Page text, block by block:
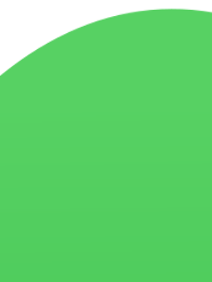
le formulaire ci-dessous.